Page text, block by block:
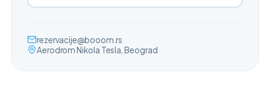
rezervacije@booom.rs
Aerodrom Nikola Tesla, Beograd